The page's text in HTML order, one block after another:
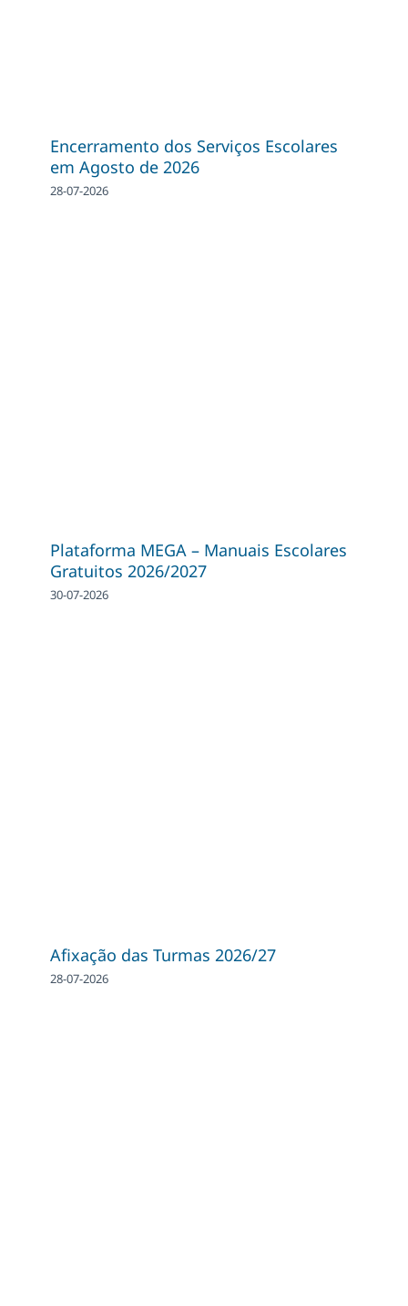
Encerramento dos Serviços Escolares
em Agosto de 2026
28-07-2026
Plataforma MEGA – Manuais Escolares
Gratuitos 2026/2027
30-07-2026
Afixação das Turmas 2026/27
28-07-2026